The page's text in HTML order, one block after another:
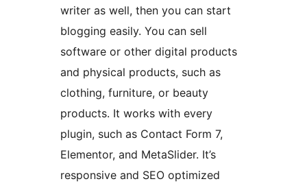
writer as well, then you can start
blogging easily. You can sell
software or other digital products
and physical products, such as
clothing, furniture, or beauty
products. It works with every
plugin, such as Contact Form 7,
Elementor, and MetaSlider. It’s
responsive and SEO optimized